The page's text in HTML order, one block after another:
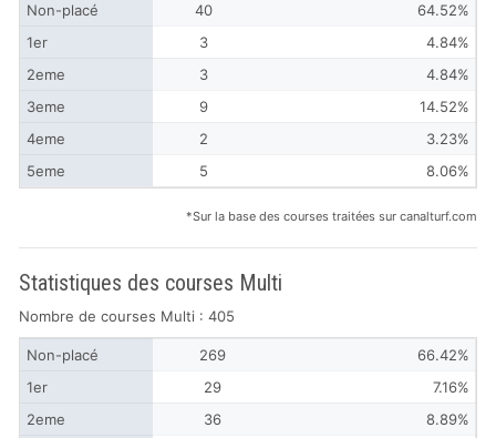
Non-placé 40
64.52%
1er
3
4.84%
2eme
3
4.84%
3eme
9
14.52%
4eme
2
3.23%
5eme
5 8.06%
*Sur la base des courses traitées sur canalturf.com
Statistiques des courses Multi
Nombre de courses Multi : 405
Non-placé 269
66.42%
1er
29
7.16%
2eme
36
8.89%